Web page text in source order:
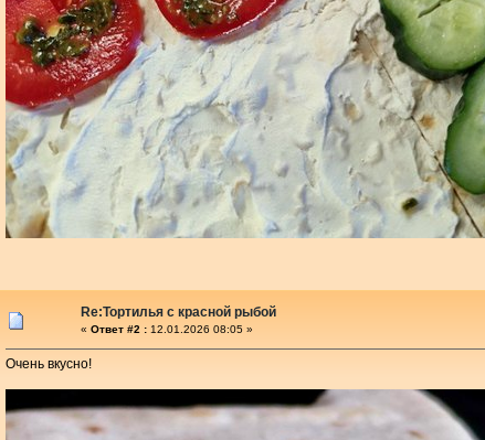
Re:Тортилья с красной рыбой
« Ответ #2 : 12.01.2026 08:05 »
Очень вкусно!